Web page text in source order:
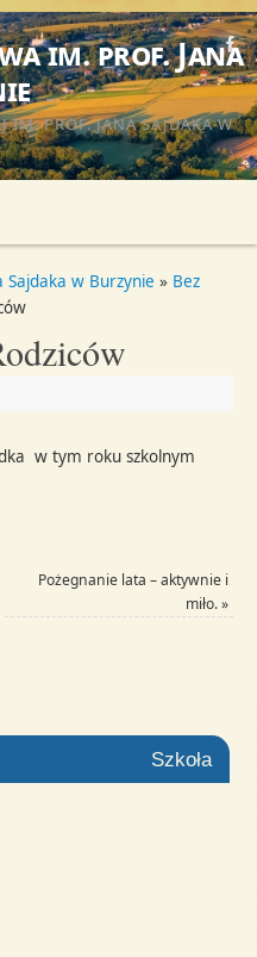
im. prof. Jana
IM. PROF. JANA SAJDAKA W
Sajdaka w Burzynie » Bez
w tym roku szkolnym
Pożegnanie lata – aktywnie i
miło.»
Szkoła